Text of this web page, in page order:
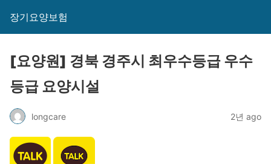
장기요양보험
[요양원] 경북 경주시 최우수등급 우수
등급 요양시설
longcare 2년 ago